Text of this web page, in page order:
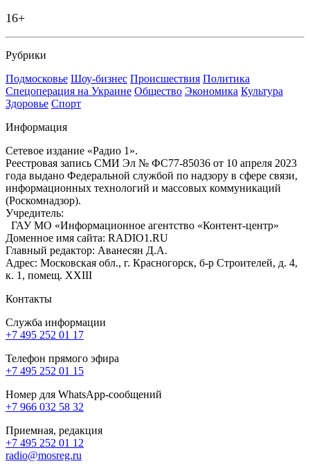
16+
Рубрики
Подмосковье Шоу-бизнес Происшествия Политика
Спецоперация на Украине Общество Экономика Культура
Здоровье Спорт
Информация
Сетевое издание «Радио 1».
Реестровая запись СМИ Эл № ФС77-85036 от 10 апреля 2023
года выдано Федеральной службой по надзору в сфере связи,
информационных технологий и массовых коммуникаций
(Роскомнадзор).
Учредитель:
ГАУ МО «Информационное агентство «Контент-центр»
Доменное имя сайта: RADIO1.RU
Главный редактор: Аванесян Д.А.
Адрес: Московская обл., г. Красногорск, б-р Строителей, д. 4,
к. 1, помещ. XXIII
Контакты
Служба информации
+7 495 252 01 17
Телефон прямого эфира
+7 495 252 01 15
Номер для WhatsApp-сообщений
+7 966 032 58 32
Приемная, редакция
+7 495 252 01 12
radio@mosreg.ru